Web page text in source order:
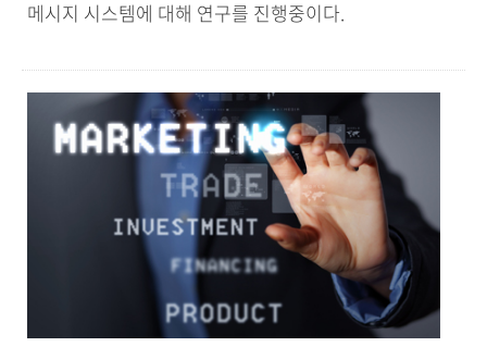
메시지 시스템에 대해 연구를 진행중이다.